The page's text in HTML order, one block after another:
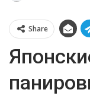
Share